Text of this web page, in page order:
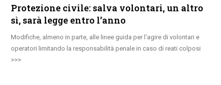
Protezione civile: salva volontari, un altro
sì, sarà legge entro l’anno
Modifiche, almeno in parte, alle linee guida per l’agire di volontari e
operatori limitando la responsabilità penale in caso di reati colposi